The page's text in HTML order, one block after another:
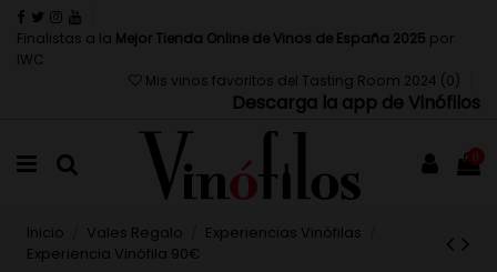
Finalistas a la Mejor Tienda Online de Vinos de España 2025 por
IWC
Mis vinos favoritos del Tasting Room 2024 (0 )
Descarga la app de Vinófilos
0
Inicio Vales Regalo
Experiencias Vinófilas
Experiencia Vinófila 90€